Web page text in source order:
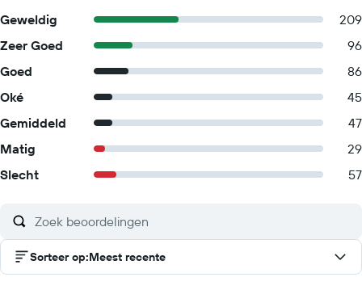
Geweldig
209
Zeer Goed
96
Goed
86
Oké
45
Gemiddeld
47
Matig
29
Slecht
57
Sorteer op:Meest recente